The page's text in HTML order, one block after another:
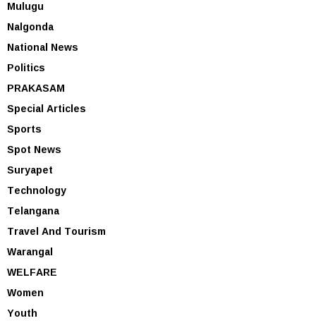
Mulugu
Nalgonda
National News
Politics
PRAKASAM
Special Articles
Sports
Spot News
Suryapet
Technology
Telangana
Travel And Tourism
Warangal
WELFARE
Women
Youth